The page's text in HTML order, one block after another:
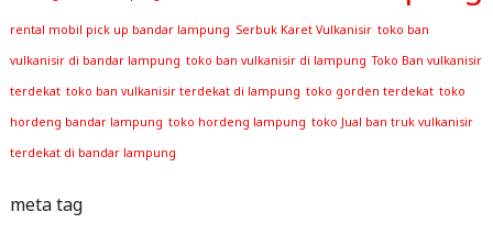
rental mobil pick up bandar lampung Serbuk Karet Vulkanisir toko ban
vulkanisir di bandar lampung toko ban vulkanisir di lampung Toko Ban vulkanisir
terdekat toko ban vulkanisir terdekat di lampung toko gorden terdekat toko
hordeng bandar lampung toko hordeng lampung toko Jual ban truk vulkanisir
terdekat di bandar lampung
meta tag